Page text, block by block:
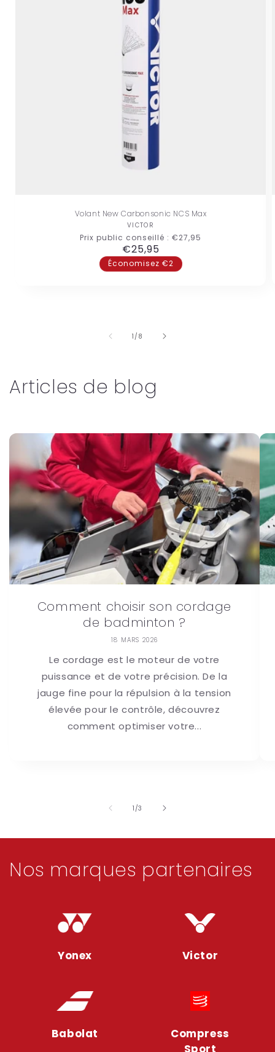
Volant New Carbonsonic NCS Max
Fournisseur :
VICTOR
Prix public conseillé : €27,95
Prix
habituel
€25,95
Économisez €2
1 /de
8
Articles de blog
Comment choisir son cordage
de badminton ?
18 MARS 2026
Le cordage est le moteur de votre
puissance et de votre précision. De la
jauge fine pour la répulsion à la tension
élevée pour le contrôle, découvrez
comment optimiser votre...
1 /de
3
Nos marques partenaires
Yonex Victor
Babolat
Compress